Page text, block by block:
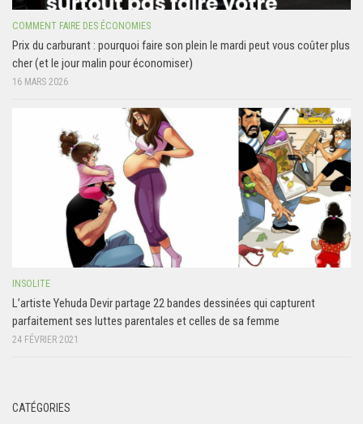
COMMENT FAIRE DES ÉCONOMIES
Prix du carburant : pourquoi faire son plein le mardi peut vous coûter plus
cher (et le jour malin pour économiser)
16 MARS 2026
INSOLITE
L’artiste Yehuda Devir partage 22 bandes dessinées qui capturent
parfaitement ses luttes parentales et celles de sa femme
24 FÉVRIER 2021
CATÉGORIES